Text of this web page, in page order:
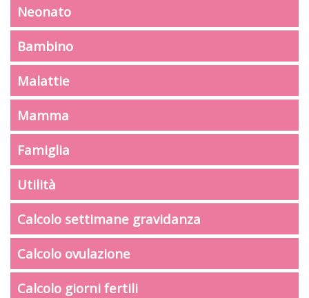
Neonato
Bambino
Malattie
Mamma
Famiglia
Utilità
Calcolo settimane gravidanza
Calcolo ovulazione
Calcolo giorni fertili